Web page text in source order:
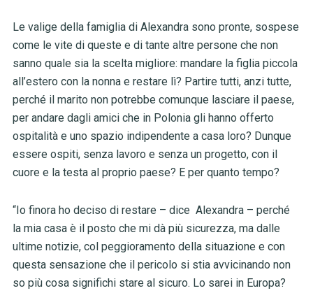
Le valige della famiglia di Alexandra sono pronte, sospese
come le vite di queste e di tante altre persone che non
sanno quale sia la scelta migliore: mandare la figlia piccola
all’estero con la nonna e restare lì? Partire tutti, anzi tutte,
perché il marito non potrebbe comunque lasciare il paese,
per andare dagli amici che in Polonia gli hanno offerto
ospitalità e uno spazio indipendente a casa loro? Dunque
essere ospiti, senza lavoro e senza un progetto, con il
cuore e la testa al proprio paese? E per quanto tempo?
“Io finora ho deciso di restare – dice Alexandra – perché
la mia casa è il posto che mi dà più sicurezza, ma dalle
ultime notizie, col peggioramento della situazione e con
questa sensazione che il pericolo si stia avvicinando non
so più cosa significhi stare al sicuro. Lo sarei in Europa?